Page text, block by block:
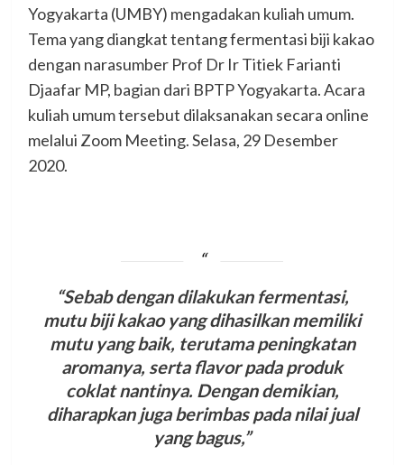
Yogyakarta (UMBY) mengadakan kuliah umum.
Tema yang diangkat tentang fermentasi biji kakao
dengan narasumber Prof Dr Ir Titiek Farianti
Djaafar MP, bagian dari BPTP Yogyakarta. Acara
kuliah umum tersebut dilaksanakan secara online
melalui Zoom Meeting. Selasa, 29 Desember
2020.
“Sebab dengan dilakukan fermentasi,
mutu biji kakao yang dihasilkan memiliki
mutu yang baik, terutama peningkatan
aromanya, serta flavor pada produk
coklat nantinya. Dengan demikian,
diharapkan juga berimbas pada nilai jual
yang bagus,”